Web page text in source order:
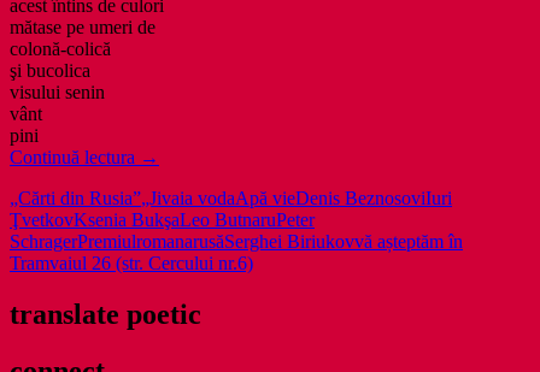
acest întins de culori
mătase pe umeri de
colonă-colică
şi bucolica
visului senin
vânt
pini
Continuă lectura Lecturi
în
limbile
rusă
și
premiul
„Jivaia
→
„Cărti din Rusia”„Jivaia vodaApă vieDenis BeznosoviIuri
ŢvetkovKsenia BukşaLeo ButnaruPeter
SchragerPremiulromanarusăSerghei Biriukovvă așteptăm în
Tramvaiul 26 (str. Cercului nr.6)
translate poetic